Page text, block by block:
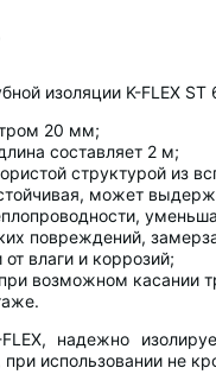
изоляции K-FLEX
20 мм;
составляет 2 м;
структурой из
может
повреждений,
влаги и коррозий;
возможном касании
надежно
использовании не